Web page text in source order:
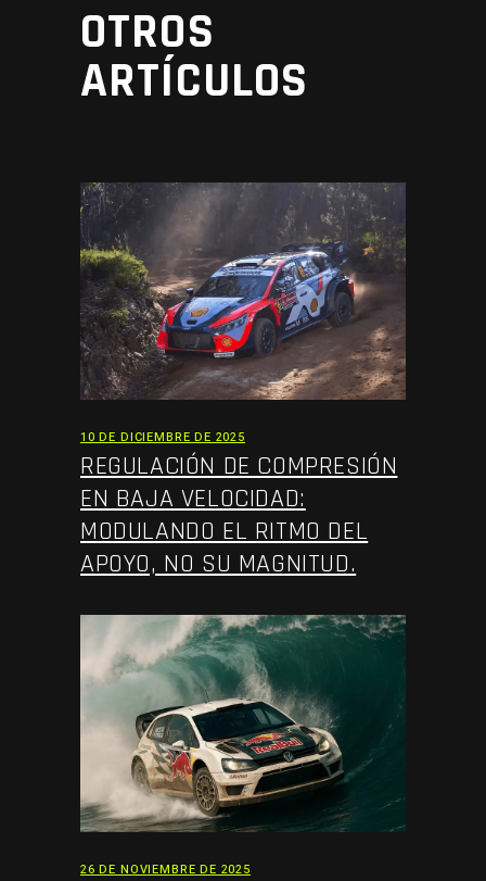
OTROS
ARTÍCULOS
10 DE DICIEMBRE DE 2025
REGULACIÓN DE COMPRESIÓN
EN BAJA VELOCIDAD:
MODULANDO EL RITMO DEL
APOYO, NO SU MAGNITUD.
26 DE NOVIEMBRE DE 2025